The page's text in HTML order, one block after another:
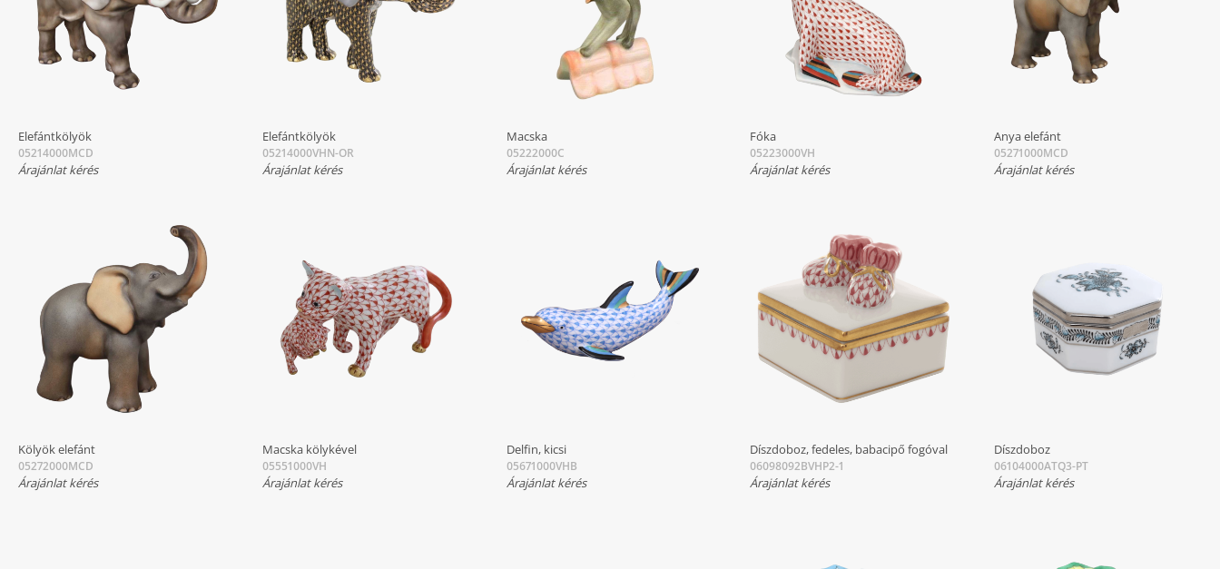
Elefántkölyök
05214000MCD
Árajánlat kérés
Elefántkölyök
05214000VHN-OR
Árajánlat kérés
Macska
05222000C
Árajánlat kérés
Fóka
05223000VH
Árajánlat kérés
Anya elefánt
05271000MCD
Árajánlat kérés
Kölyök elefánt
05272000MCD
Árajánlat kérés
Macska kölykével
05551000VH
Árajánlat kérés
Delfin, kicsi
05671000VHB
Árajánlat kérés
Díszdoboz, fedeles, babacipő fogóval
06098092BVHP2-1
Árajánlat kérés
Díszdoboz
06104000ATQ3-PT
Árajánlat kérés